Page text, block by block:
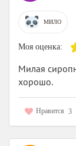
МИЛО
Моя оценка:
Милая
хорошо.
Нравится 3